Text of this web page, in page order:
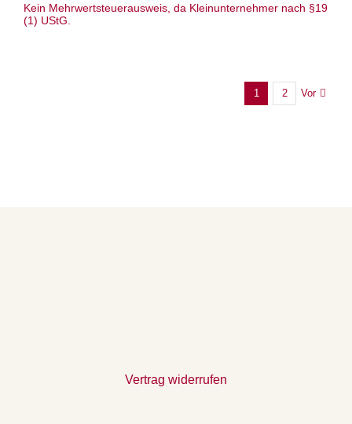
Kein Mehrwertsteuerausweis, da Kleinunternehmer nach §19
(1) UStG.
1 2 Vor
Vertrag widerrufen